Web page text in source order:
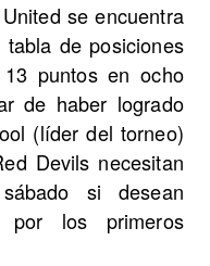
se encuentra
de posiciones
puntos en ocho
de haber logrado
(líder del torneo)
Devils necesitan
si desean
por los primeros